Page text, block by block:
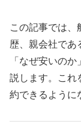
この記事では、
歴、親会社であ
「なぜ安いの
説します。これ
約できるように